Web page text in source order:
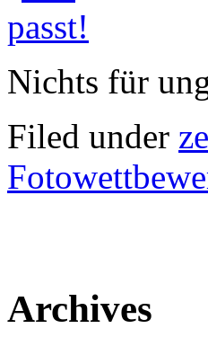
Nichts für
Filed under
Archives